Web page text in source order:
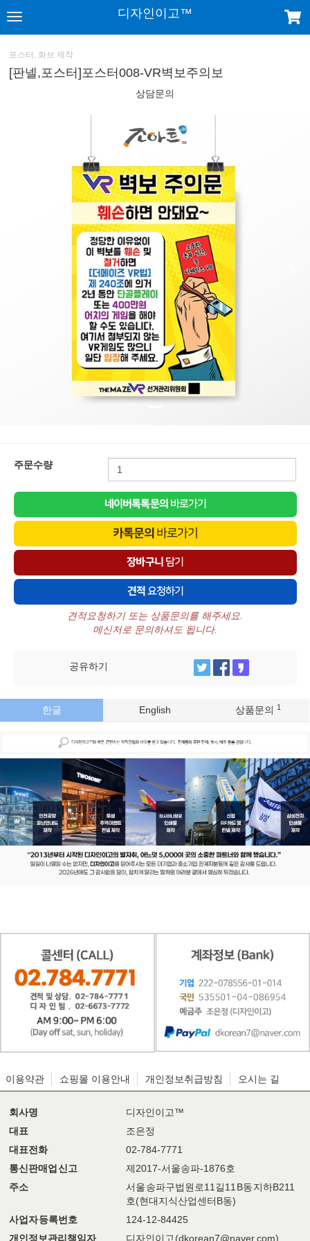
디자인이고™
포스터, 화보 제작
[판넬,포스터]포스터008-VR벽보주의보
상담문의
주문수량
견적요청하기 또는 상품문의를 해주세요.
메신저로 문의하셔도 됩니다.
공유하기
한글 English 상품문의 1
이용약관 쇼핑몰 이용안내 개인정보취급방침 오시는 길
회사명
디자인이고™
대표
조은정
대표전화
02-784-7771
통신판매업 신고
제2017-서울송파-1876호
주소
서울 송파구 법원로11길11 B동 지하B211
호(현대지식산업센터B동)
사업자 등록번호
124-12-84425
개인정보관리책임자
디자인이고 (dkorean7@naver.com)